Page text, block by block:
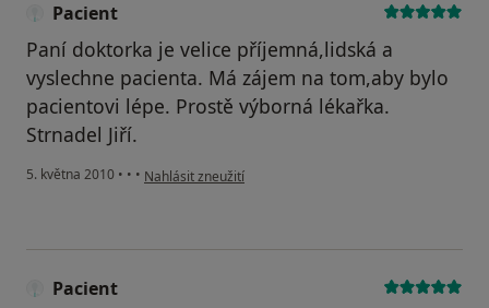
Pacient
Paní doktorka je velice příjemná,lidská a
vyslechne pacienta. Má zájem na tom,aby bylo
pacientovi lépe. Prostě výborná lékařka.
Strnadel Jiří.
5. května 2010 • • • podle názoru uživatele Pacient
Nahlásit zneužití
Pacient